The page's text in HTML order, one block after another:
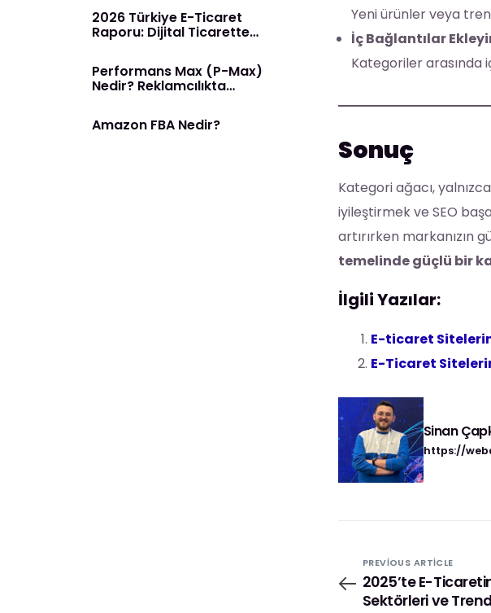
Yeni ürünler veya
İç Bağlantılar
Kategoriler arasında
Sonuç
Kategori ağacı,
iyileştirmek ve SEO
artırırken markanızın
temelinde güçlü bir
İlgili Yazılar:
E-ticaret
E-Ticaret
Sinan
https://
PREVIOUS ARTICLE
2025’te E-
Sektörleri ve
2026 Türkiye E-Ticaret
Raporu: Dijital Ticarette
Performans Max (P-Max)
Nedir? Reklamcılıkta
Amazon FBA Nedir?